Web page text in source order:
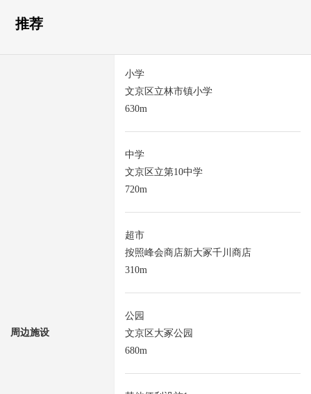
推荐
周边施设
小学
文京区立林市镇小学
630m
中学
文京区立第10中学
720m
超市
按照峰会商店新大冢千川商店
310m
公园
文京区大冢公园
680m